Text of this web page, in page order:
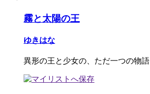
霧と太陽の王
ゆきはな
異形の王と少女の、ただ一つの物語